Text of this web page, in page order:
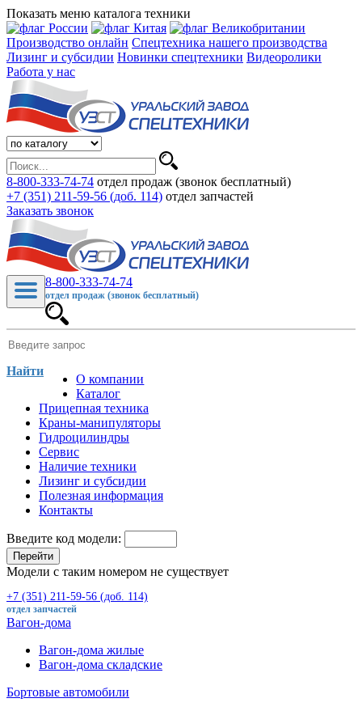
Показать меню каталога техники
Производство онлайн Спецтехника нашего производства
Лизинг и субсидии Новинки спецтехники Видеоролики
Работа у нас
8-800-333-74-74 отдел продаж (звонок бесплатный)
+7 (351) 211-59-56 (доб. 114) отдел запчастей
Заказать звонок
8-800-333-74-74
отдел продаж (звонок бесплатный)
Найти
О компании
Каталог
Прицепная техника
Краны-манипуляторы
Гидроцилиндры
Сервис
Наличие техники
Лизинг и субсидии
Полезная информация
Контакты
Введите код модели:
Перейти
Модели с таким номером не существует
+7 (351) 211-59-56 (доб. 114)
отдел запчастей
Вагон-дома
Вагон-дома жилые
Вагон-дома складские
Бортовые автомобили